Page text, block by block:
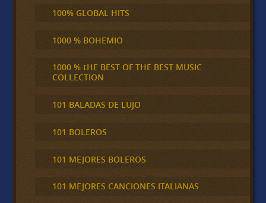
100% GLOBAL HITS
1000 % BOHEMIO
1000 % tHE BEST OF THE BEST MUSIC
COLLECTION
101 BALADAS DE LUJO
101 BOLEROS
101 MEJORES BOLEROS
101 MEJORES CANCIONES ITALIANAS